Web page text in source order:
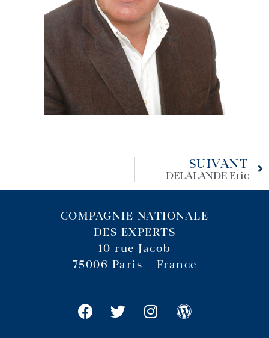
SUIVANT
DELALANDE Eric
COMPAGNIE NATIONALE
DES EXPERTS
10 rue Jacob
75006 Paris – France